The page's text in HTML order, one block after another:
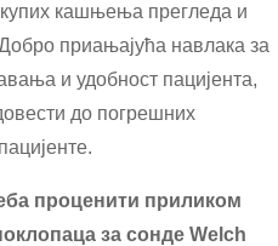
кашњења прегледа и
приањајућа навлака за
и удобност пацијента,
до погрешних
проценити приликом
за сонде Welch